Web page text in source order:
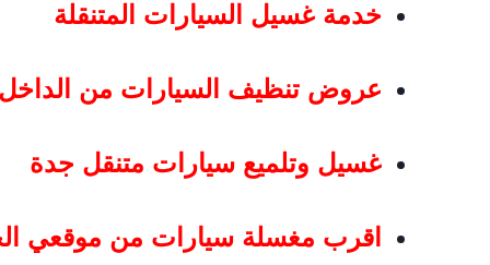
خدمة غسيل السيارات المتنقلة
عروض تنظيف السيارات من
غسيل وتلميع سيارات متنقل جدة
اقرب مغسلة سيارات من موقعي